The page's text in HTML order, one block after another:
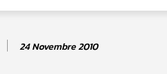
24 Novembre 2010